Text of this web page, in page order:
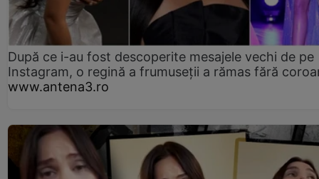
După ce i-au fost descoperite mesajele vechi de pe
Instagram, o regină a frumuseții a rămas fără
www.antena3.ro